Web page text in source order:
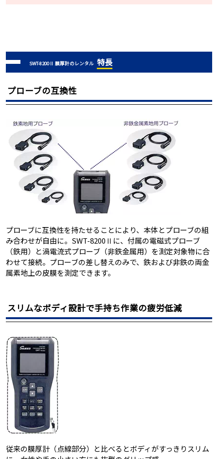
SWT-8200Ⅱ 膜厚計のレンタル 特長
プローブの互換性
プローブに互換性を持たせることにより、本体とプローブの組
み合わせが自由に。SWT-8200Ⅱに、付属の電磁式プローブ
（鉄用）と渦電流式プローブ（非鉄金属用）を測定対象物に合
わせて接続。プローブの差し替えのみで、鉄および非鉄の両金
属素地上の皮膜を測定できます。
スリムなボディ設計で手持ち作業の疲労低減
従来の膜厚計（点線部分）と比べるとボディがすっきりスリム